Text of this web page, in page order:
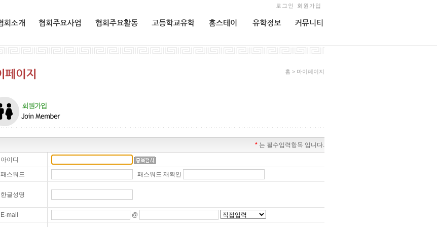
로그인 회원가입
홈 > 마이페이지
* 는 필수입력항목 입니다.
아이디
패스워드 패스워드 재확인
한글성명
E-mail @